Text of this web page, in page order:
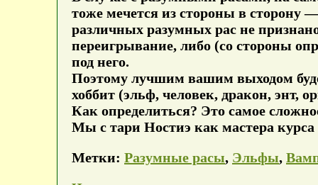
тоже мечется из стороны в сторону
различных разумных рас не
переигрывание, либо (со стороны
под него.
Поэтому лучшим вашим выходом
хоббит (эльф, человек, дракон, энт,
Как определиться? Это самое
Мы с тари Ностиэ как мастера
Метки: Разумные расы, Эльфы,